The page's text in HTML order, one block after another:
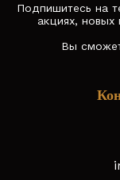
Подпишитесь на
акциях, новых
Вы